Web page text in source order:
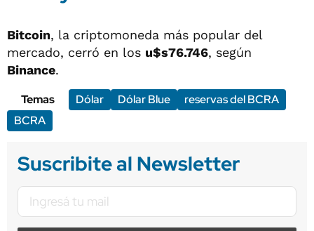
Bitcoin, la criptomoneda más popular del
mercado, cerró en los u$s76.746, según
Binance.
Temas
Dólar Dólar Blue
reservas del BCRA
BCRA
Suscribite al Newsletter